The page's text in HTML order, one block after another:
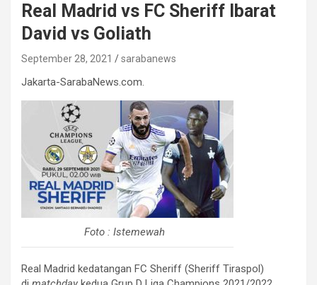
Real Madrid vs FC Sheriff Ibarat
David vs Goliath
September 28, 2021 sarabanews
Jakarta-SarabaNews.com.
Foto : Istemewah
Real Madrid kedatangan FC Sheriff (Sheriff Tiraspol)